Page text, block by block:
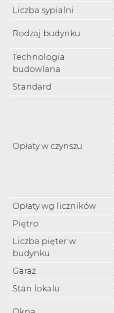
Liczba sypialni
Rodzaj budynku
Technologia
budowlana
Standard
Opłaty w czynszu
Opłaty wg liczników
Piętro
Liczba pięter w
budynku
Garaż
Stan lokalu